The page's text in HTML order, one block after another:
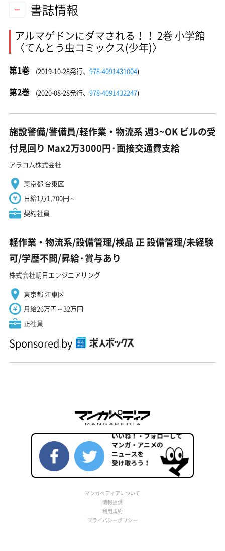
書誌情報
アルマゲドンにダマされる！！ 2巻 小学館
〈てんとう虫コミックス(少年)〉
第1巻 (2019-10-28発行、 978-4091431004)
第2巻 (2020-08-28発行、 978-4091432247)
施設警備/警備員/軽作業・物流系 週3~OK ビルの受
付見回り Max2万3000円·面接交通費支給
アラコム株式会社
東京都 台東区
日給1万1,700円～
契約社員
軽作業・物流系/設備管理/検品 正 設備管理/未経験
可/学歴不問/昇給·賞与あり
株式会社朝日エンジニアリング
東京都 江東区
月給26万円～32万円
正社員
Sponsored by
マンガペディアについて
情報提供
利用規約
プライバシーポリシー